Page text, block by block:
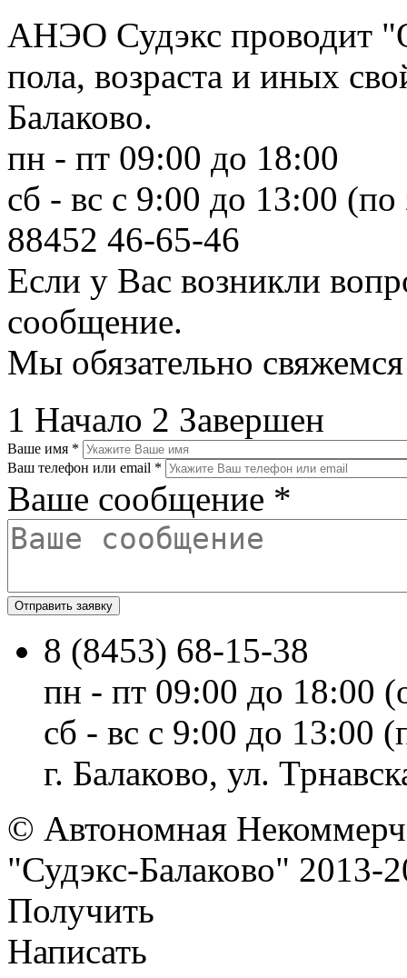
АНЭО Судэкс проводит
пола, возраста и иных
Балаково.
пн - пт 09:00 до 18:00
сб - вс с 9:00 до 13:00 (по
88452 46-65-46
Если у Вас возникли
сообщение.
Мы обязательно
1 Начало 2 Завершен
Ваше имя *
Ваш телефон или email *
Ваше сообщение *
8 (8453) 68-15-38
пн - пт 09:00 до 18:00
сб - вс с 9:00 до 13:00
г. Балаково, ул.
© Автономная
"Судэкс-Балаково" 2013-
Получить
Написать